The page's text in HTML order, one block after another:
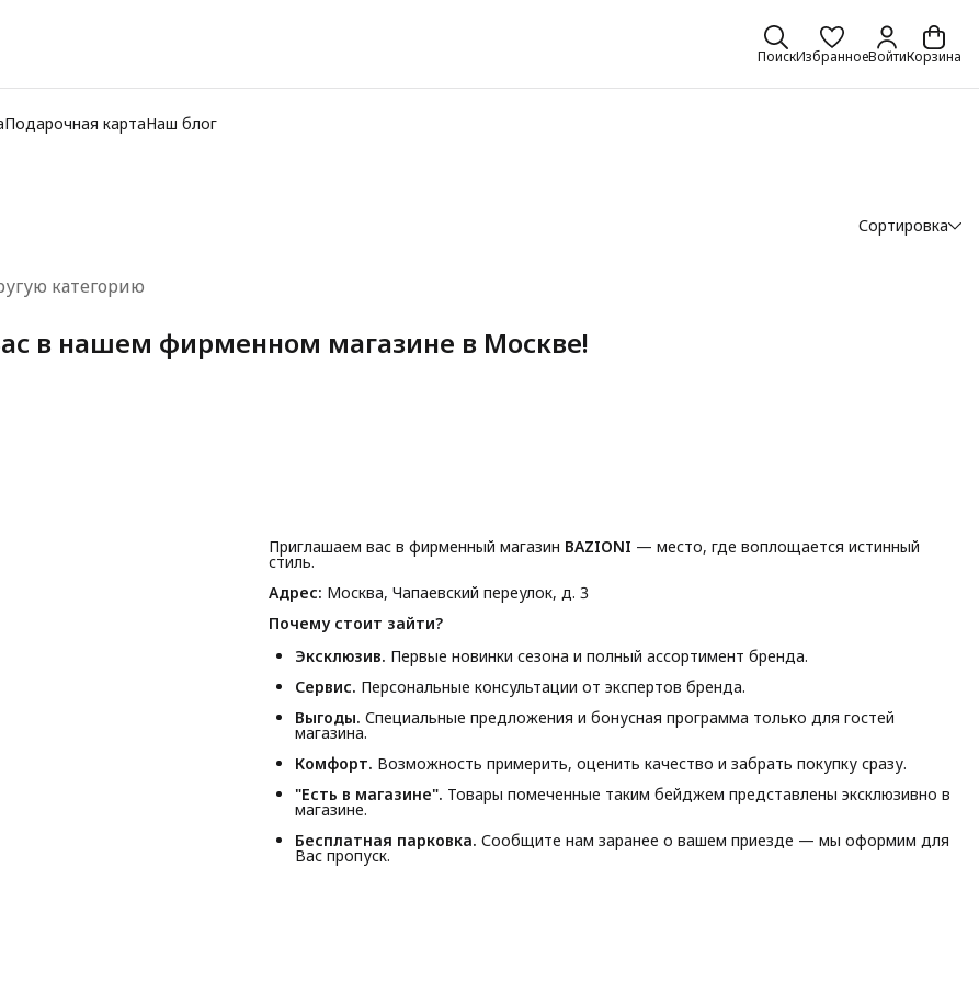
ПоискИзбранноеВойтиКорзина
Подарочная картаНаш блог
Сортировка
категорию
в нашем фирменном магазине в Москве!
Приглашаем вас в фирменный магазин BAZIONI — место, где воплощается истинный
стиль.
Адрес: Москва, Чапаевский переулок, д. 3
Почему стоит зайти?
Эксклюзив. Первые новинки сезона и полный ассортимент бренда.
Сервис. Персональные консультации от экспертов бренда.
Выгоды. Специальные предложения и бонусная программа только для гостей
магазина.
Комфорт. Возможность примерить, оценить качество и забрать покупку сразу.
"Есть в магазине". Товары помеченные таким бейджем представлены эксклюзивно в
магазине.
Бесплатная парковка. Сообщите нам заранее о вашем приезде — мы оформим для
Вас пропуск.